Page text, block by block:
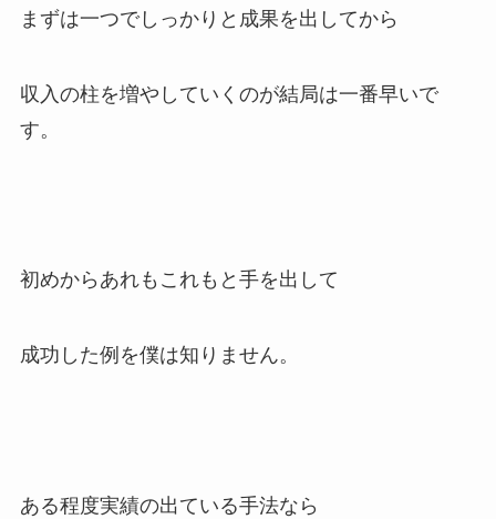
まずは一つでしっかりと成果を出してから
収入の柱を増やしていくのが結局は一番早いで
す。
初めからあれもこれもと手を出して
成功した例を僕は知りません。
ある程度実績の出ている手法なら